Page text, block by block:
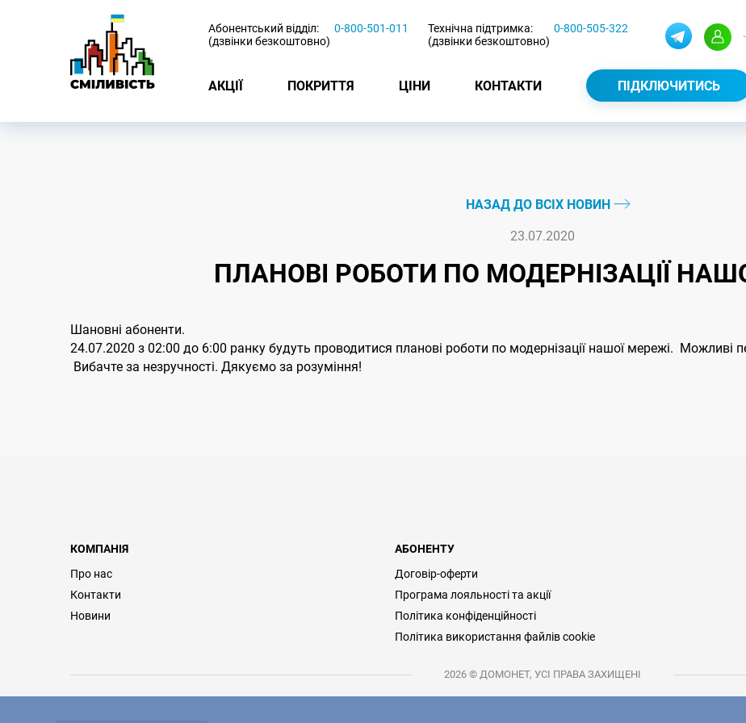
Абонентський відділ:
(дзвінки безкоштовно)
0-800-501-011
Технічна підтримка:
(дзвінки безкоштовно)
0-800-505-322
АКЦІЇ ПОКРИТТЯ ЦІНИ КОНТАКТИ ПІДКЛЮЧИТИСЬ
НАЗАД ДО ВСІХ НОВИН
23.07.2020
ПЛАНОВІ РОБОТИ ПО МОДЕРНІЗАЦІЇ
Шановні абоненти.
24.07.2020 з 02:00 до 6:00 ранку будуть проводитися планові роботи по модернізації нашої мережі. Можливі
Вибачте за незручності. Дякуємо за розуміння!
КОМПАНІЯ
Про нас
Контакти
Новини
АБОНЕНТУ
Договір-оферти
Програма лояльності та акції
Політика конфіденційності
Політика використання файлів cookie
2026 © ДОМОНЕТ, УСІ ПРАВА ЗАХИЩЕНІ